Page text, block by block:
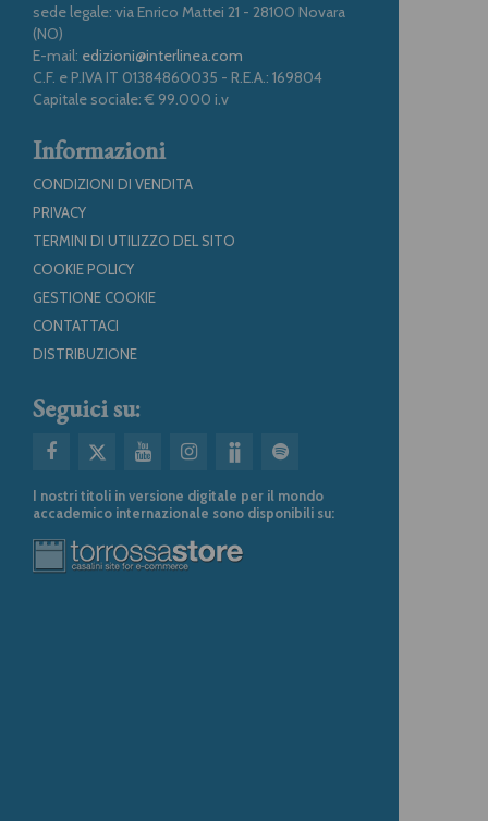
sede legale: via Enrico Mattei 21 - 28100 Novara
(NO)
E-mail: edizioni@interlinea.com
C.F. e P.IVA IT 01384860035 - R.E.A.: 169804
Capitale sociale: € 99.000 i.v
Informazioni
CONDIZIONI DI VENDITA
PRIVACY
TERMINI DI UTILIZZO DEL SITO
COOKIE POLICY
GESTIONE COOKIE
CONTATTACI
DISTRIBUZIONE
Seguici su:
I nostri titoli in versione digitale per il mondo
accademico internazionale sono disponibili su: